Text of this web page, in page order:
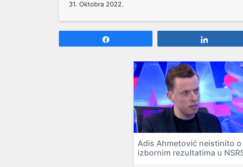
31. Oktobra 2022.
Adis Ahmetović neistinito o
izbornim rezultatima u